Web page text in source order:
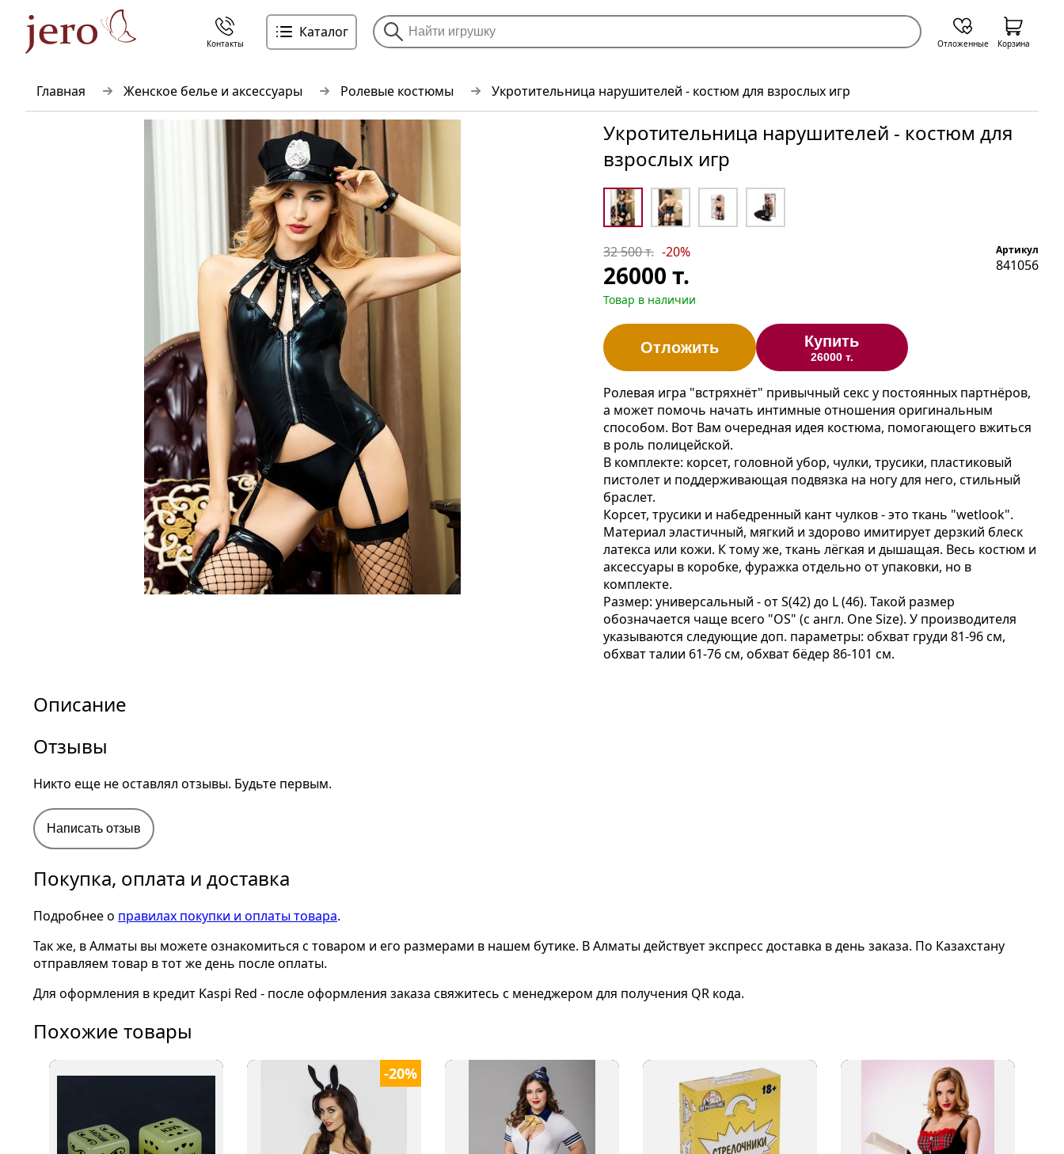
Главная Женское белье и аксессуары Ролевые костюмы Укротительница нарушителей - костюм для взрослых игр
Укротительница нарушителей - костюм для
взрослых игр
32 500 т. -20%
26000 т.
Товар в наличии
Артикул
841056
Отложить Купить
26000 т.
Ролевая игра "встряхнёт" привычный секс у постоянных партнёров,
а может помочь начать интимные отношения оригинальным
способом. Вот Вам очередная идея костюма, помогающего вжиться
в роль полицейской.
В комплекте: корсет, головной убор, чулки, трусики, пластиковый
пистолет и поддерживающая подвязка на ногу для него, стильный
браслет.
Корсет, трусики и набедренный кант чулков - это ткань "wetlook".
Материал эластичный, мягкий и здорово имитирует дерзкий блеск
латекса или кожи. К тому же, ткань лёгкая и дышащая. Весь костюм и
аксессуары в коробке, фуражка отдельно от упаковки, но в
комплекте.
Размер: универсальный - от S(42) до L (46). Такой размер
обозначается чаще всего "OS" (с англ. One Size). У производителя
указываются следующие доп. параметры: обхват груди 81-96 см,
обхват талии 61-76 см, обхват бёдер 86-101 см.
Описание
Отзывы
Никто еще не оставлял отзывы. Будьте первым.
Написать отзыв
Покупка, оплата и доставка
Подробнее о правилах покупки и оплаты товара.
Так же, в Алматы вы можете ознакомиться с товаром и его размерами в нашем бутике. В Алматы действует экспресс доставка в день заказа. По Казахстану
отправляем товар в тот же день после оплаты.
Для оформления в кредит Kaspi Red - после оформления заказа свяжитесь с менеджером для получения QR кода.
Похожие товары
-20%
Контакты
Каталог
Отложенные Корзина